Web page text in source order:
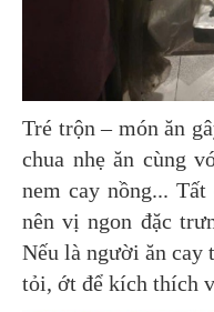
Tré trộn – món ăn
chua nhẹ ăn cùng
nem cay nồng... Tất
nên vị ngon đặc
Nếu là người ăn cay
tỏi, ớt để kích thích